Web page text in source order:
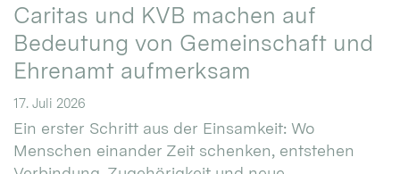
Caritas und KVB machen auf
Bedeutung von Gemeinschaft und
Ehrenamt aufmerksam
17. Juli 2026
Ein erster Schritt aus der Einsamkeit: Wo
Menschen einander Zeit schenken, entstehen